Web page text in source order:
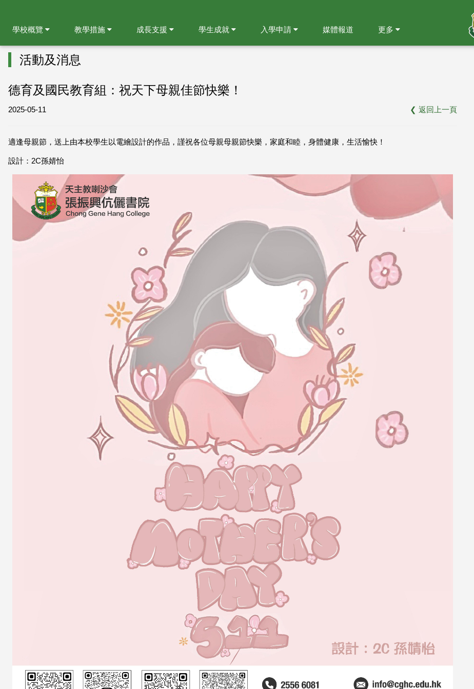
學校概覽 教學措施 成長支援 學生成就 入學申請 媒體報道 更多
活動及消息
德育及國民教育組：祝天下母親佳節快樂！
2025-05-11 ❮ 返回上一頁
適逢母親節，送上由本校學生以電繪設計的作品，謹祝各位母親母親節快樂，家庭和睦，身體健康，生活愉快！
設計：2C孫婧怡